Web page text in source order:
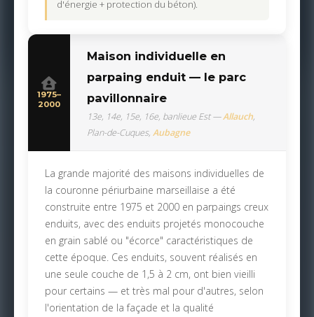
d'énergie + protection du béton).
1975–
2000
Maison individuelle en
parpaing enduit — le parc
pavillonnaire
13e, 14e, 15e, 16e, banlieue Est —Allauch,
Plan-de-Cuques, Aubagne
La grande majorité des maisons individuelles de
la couronne périurbaine marseillaise a été
construite entre 1975 et 2000 en parpaings creux
enduits, avec des enduits projetés monocouche
en grain sablé ou "écorce" caractéristiques de
cette époque. Ces enduits, souvent réalisés en
une seule couche de 1,5 à 2 cm, ont bien vieilli
pour certains — et très mal pour d'autres, selon
l'orientation de la façade et la qualité